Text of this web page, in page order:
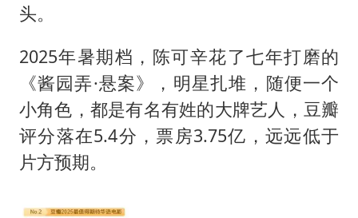
头。
2025年暑期档，陈可辛花了七年打磨的
《酱园弄·悬案》，明星扎堆，随便一个
小角色，都是有名有姓的大牌艺人，豆瓣
评分落在5.4分，票房3.75亿，远远低于
片方预期。